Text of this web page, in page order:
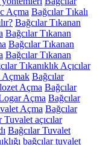
Açma Bağcılar Tıkalı
Bağcılar Tıkanan
Bağcılar Tıkanan
Bağcılar Tıkanan
Bağcılar Tıkanan
Tıkanıklık Açıcılar
Açmak Bağcılar
Açma Bağcılar
Açma Bağcılar
Açma Bağcılar
Tuvalet açıcılar
Bağcılar Tuvalet
bağcılar tuvalet